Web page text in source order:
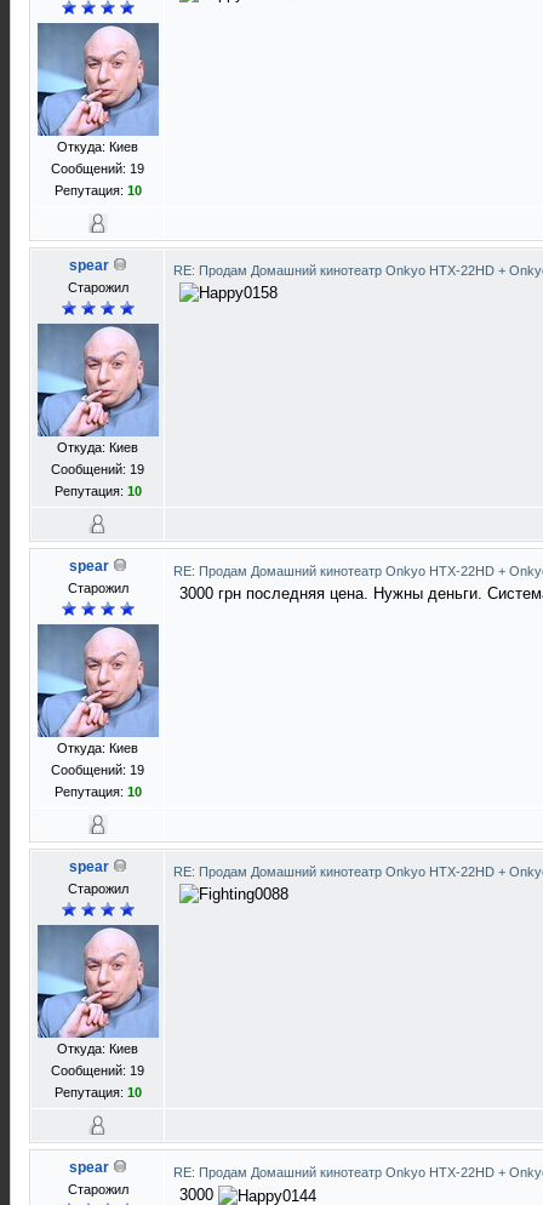
Откуда: Киев
Сообщений: 19
Репутация: 10
spear
Старожил
Откуда: Киев
Сообщений: 19
Репутация: 10
RE: Продам Домашний кинотеатр Onkyo HTX-22HD +
spear
Старожил
Откуда: Киев
Сообщений: 19
Репутация: 10
RE: Продам Домашний кинотеатр Onkyo HTX-22HD +
3000 грн последняя цена. Нужны деньги.
spear
Старожил
Откуда: Киев
Сообщений: 19
Репутация: 10
RE: Продам Домашний кинотеатр Onkyo HTX-22HD +
spear
Старожил
RE: Продам Домашний кинотеатр Onkyo HTX-22HD +
3000